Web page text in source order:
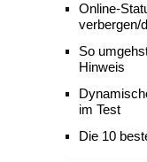
Online-
verbergen/
So
Hinweis
im Test
Die 10